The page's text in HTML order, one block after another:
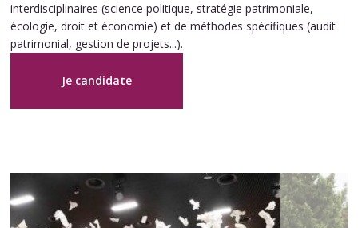
interdisciplinaires (science politique, stratégie patrimoniale,
écologie, droit et économie) et de méthodes spécifiques (audit
patrimonial, gestion de projets...).
Je candidate